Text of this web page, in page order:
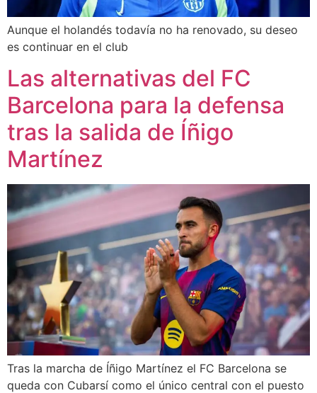
Aunque el holandés todavía no ha renovado, su deseo
es continuar en el club
Las alternativas del FC
Barcelona para la defensa
tras la salida de Íñigo
Martínez
Tras la marcha de Íñigo Martínez el FC Barcelona se
queda con Cubarsí como el único central con el puesto